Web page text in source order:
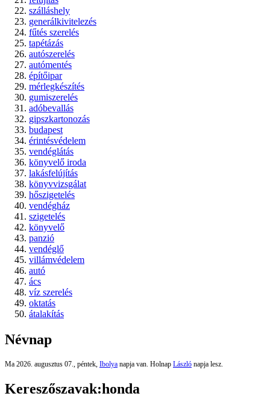
szálláshely
generálkivitelezés
fűtés szerelés
tapétázás
autószerelés
autómentés
építőipar
mérlegkészítés
gumiszerelés
adóbevallás
gipszkartonozás
budapest
érintésvédelem
vendéglátás
könyvelő iroda
lakásfelújítás
könyvvizsgálat
hőszigetelés
vendégház
szigetelés
könyvelő
panzió
vendéglő
villámvédelem
autó
ács
víz szerelés
oktatás
átalakítás
Névnap
Ma 2026. augusztus 07., péntek, Ibolya napja van. Holnap László napja lesz.
Kereszőszavak:honda